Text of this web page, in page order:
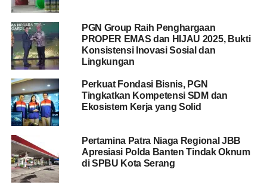
PGN Group Raih Penghargaan
PROPER EMAS dan HIJAU 2025, Bukti
Konsistensi Inovasi Sosial dan
Lingkungan
Perkuat Fondasi Bisnis, PGN
Tingkatkan Kompetensi SDM dan
Ekosistem Kerja yang Solid
Pertamina Patra Niaga Regional JBB
Apresiasi Polda Banten Tindak Oknum
di SPBU Kota Serang